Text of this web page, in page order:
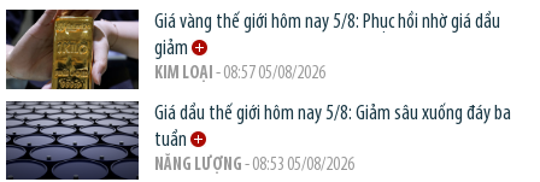
Giá vàng thế giới hôm nay 5/8: Phục hồi nhờ giá dầu
giảm
KIM LOẠI - 08:57 05/08/2026
Giá dầu thế giới hôm nay 5/8: Giảm sâu xuống đáy ba
tuần
NĂNG LƯỢNG - 08:53 05/08/2026